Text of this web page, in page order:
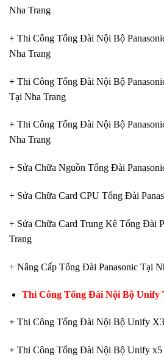
Nha Trang
+ Thi Công Tổng Đài Nội Bộ
Nha Trang
+ Thi Công Tổng Đài Nội Bộ
Tại Nha Trang
+ Thi Công Tổng Đài Nội Bộ
Nha Trang
+ Sửa Chữa Nguồn Tổng Đài
+ Sửa Chữa Card CPU Tổng Đài
+ Sửa Chữa Card Trung Kê Tổng Đài
Trang
+ Nâng Cấp Tổng Đài Panasonic Tại
Thi Công Tổng Đài Nội Bộ Unify
+ Thi Công Tổng Đài Nội Bộ Unify
+ Thi Công Tổng Đài Nội Bộ Unify x5